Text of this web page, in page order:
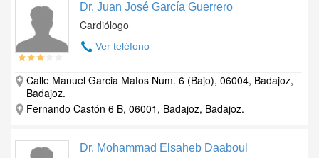
Dr. Juan José García Guerrero
Cardiólogo
Ver teléfono
Calle Manuel Garcia Matos Num. 6 (Bajo), 06004, Badajoz,
Badajoz.
Fernando Castón 6 B, 06001, Badajoz, Badajoz.
Dr. Mohammad Elsaheb Daaboul